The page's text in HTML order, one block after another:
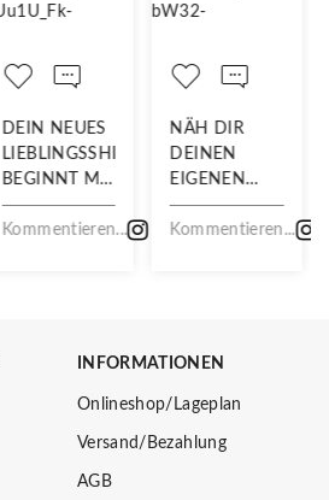
DEIN NEUES
LIEBLINGSSHIRT
BEGINNT MIT
DIESEM
STOFF
Kommentieren...
NÄH DIR
DEINEN
EIGENEN
WANDERJUPE!
Kommentieren...
INFORMATIONEN
Onlineshop/Lageplan
Versand/Bezahlung
AGB